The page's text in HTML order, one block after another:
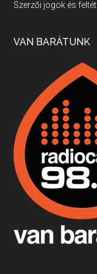
Apr 17, 2026 • 00:35:38
Boston,
Apr 9, 2026 • 00:37:17
Apr 3, 2026 • 00:36:07
Szerzői jogok és
VAN BARÁTUNK